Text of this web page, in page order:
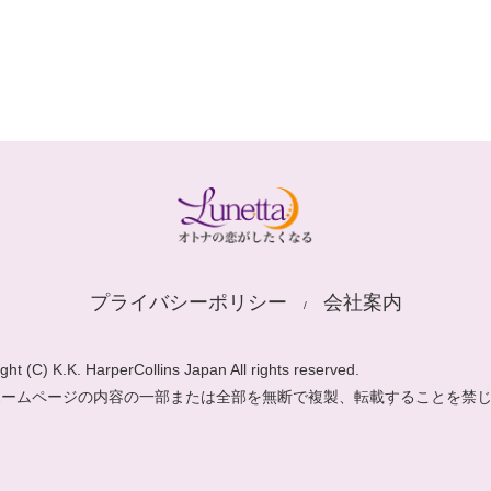
プライバシーポリシー 会社案内
(C) K.K. HarperCollins Japan All rights reserved.
ムページの内容の一部または全部を無断で複製、転載することを禁